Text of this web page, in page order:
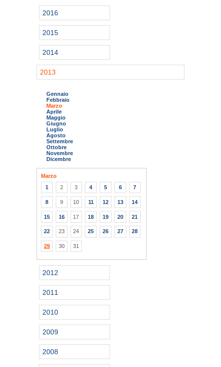
2016
2015
2014
2013
Gennaio
Febbraio
Marzo
Aprile
Maggio
Giugno
Luglio
Agosto
Settembre
Ottobre
Novembre
Dicembre
Marzo
1
2 3 4 5 6 7
8 9 10 11 12 13 14
15 16 17 18 19 20 21
22 23 24 25 26 27 28
29 30 31
2012
2011
2010
2009
2008